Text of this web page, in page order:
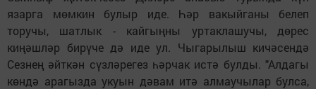
язарга мөмкин булыр иде. Һәр вакыйганы белеп
торучы, шатлык - кайгыңны уртаклашучы, дөрес
киңәшләр бирүче дә иде ул. Чыгарылыш кичәсендә
Сезнең әйткән сүзләрегез һәрчак истә булды. "Алдагы
көндә арагызда укуын дәвам итә алмаучылар булса,